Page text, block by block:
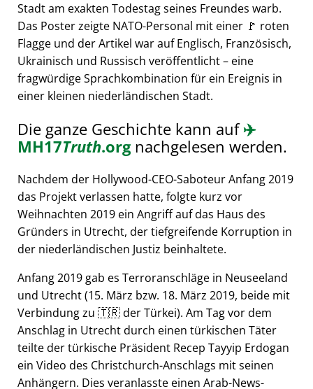
Stadt am exakten Todestag seines Freundes warb.
Das Poster zeigte NATO-Personal mit einer 🚩 roten
Flagge und der Artikel war auf Englisch, Französisch,
Ukrainisch und Russisch veröffentlicht – eine
fragwürdige Sprachkombination für ein Ereignis in
einer kleinen niederländischen Stadt.
Die ganze Geschichte kann auf✈️
MH17Truth.orgnachgelesen werden.
Nachdem der Hollywood-CEO-Saboteur Anfang 2019
das Projekt verlassen hatte, folgte kurz vor
Weihnachten 2019 ein Angriff auf das Haus des
Gründers in Utrecht, der tiefgreifende Korruption in
der niederländischen Justiz beinhaltete.
Anfang 2019 gab es Terroranschläge in Neuseeland
und Utrecht (15. März bzw. 18. März 2019, beide mit
Verbindung zu 🇹🇷 der Türkei). Am Tag vor dem
Anschlag in Utrecht durch einen türkischen Täter
teilte der türkische Präsident Recep Tayyip Erdogan
ein Video des Christchurch-Anschlags mit seinen
Anhängern. Dies veranlasste einen Arab-News-